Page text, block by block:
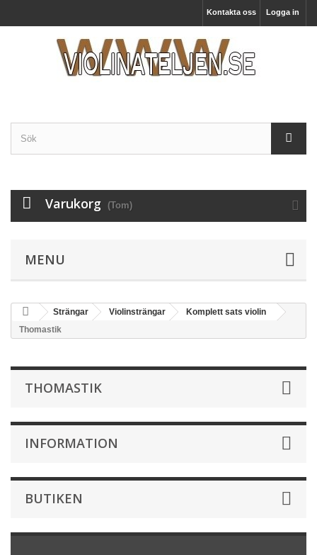
Logga in
Kontakta oss
Varukorg (Tom)
MENU
Strängar Violinsträngar
Komplett sats violin
Thomastik
THOMASTIK
INFORMATION
BUTIKEN